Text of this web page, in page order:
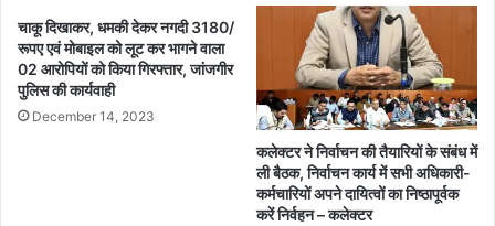
व
सा
य
की
ग
ता
सू
ची
प्र
का
चाकू दिखाकर, धमकी देकर नगदी 3180/
रूपए एवं मोबाइल को लूट कर भागने वाला
02 आरोपियों को किया गिरफ्तार, जांजगीर
पुलिस की कार्यवाही
December 14, 2023
कलेक्टर ने निर्वाचन की तैयारियों के संबंध में
ली बैठक, निर्वाचन कार्य में सभी अधिकारी-
कर्मचारियों अपने दायित्वों का निष्ठापूर्वक
करें निर्वहन – कलेक्टर